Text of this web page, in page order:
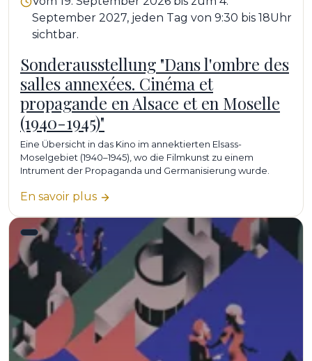
September 2027, jeden Tag von 9:30 bis 18Uhr
sichtbar.
Sonderausstellung "Dans l'ombre des
salles annexées. Cinéma et
propagande en Alsace et en Moselle
(1940-1945)"
Eine Übersicht in das Kino im annektierten Elsass-
Moselgebiet (1940–1945), wo die Filmkunst zu einem
Intrument der Propaganda und Germanisierung wurde.
En savoir plus